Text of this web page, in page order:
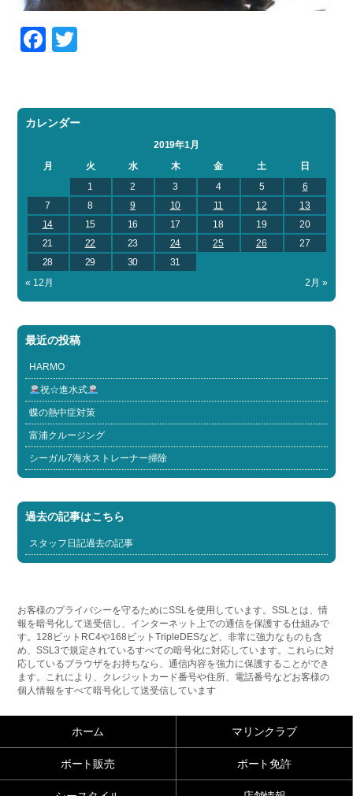
Facebook
カレンダー
2019年1月
月
火 水 木 金 土
日
1
2 3 4 5
6
7
8 9 10 11 12
13
14
15 16 17 18 19
20
21
22 23 24 25 26
27
28
29 30
31
« 12月
2月 »
最近の投稿
HARMO
祝☆進水式
蝶の熱中症対策
富浦クルージング
シーガル7海水ストレーナー掃除
過去の記事はこちら
スタッフ日記過去の記事
お客様のプライバシーを守るためにSSLを使用しています。SSLとは、情
報を暗号化して送受信し、インターネット上での通信を保護する仕組みで
す。128ビットRC4や168ビットTripleDESなど、非常に強力なものも含
め、SSL3で規定されているすべての暗号化に対応しています。これらに対
応しているブラウザをお持ちなら、通信内容を強力に保護することができ
ます。これにより、クレジットカード番号や住所、電話番号などお客様の
個人情報をすべて暗号化して送受信しています
ホーム マリンクラブ
ボート販売 ボート免許